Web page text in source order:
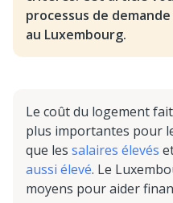
processus de
au Luxembourg.
Le coût du logement
plus importantes pour
que les salaires élevés
aussi élevé. Le
moyens pour aider